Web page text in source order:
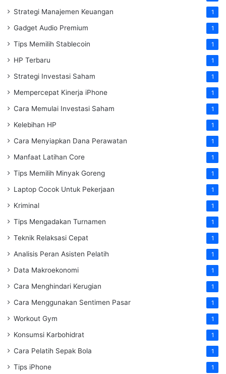
Strategi Manajemen Keuangan 1
Gadget Audio Premium 1
Tips Memilih Stablecoin 1
HP Terbaru 1
Strategi Investasi Saham 1
Mempercepat Kinerja iPhone 1
Cara Memulai Investasi Saham 1
Kelebihan HP 1
Cara Menyiapkan Dana Perawatan 1
Manfaat Latihan Core 1
Tips Memilih Minyak Goreng 1
Laptop Cocok Untuk Pekerjaan 1
Kriminal 1
Tips Mengadakan Turnamen 1
Teknik Relaksasi Cepat 1
Analisis Peran Asisten Pelatih 1
Data Makroekonomi 1
Cara Menghindari Kerugian 1
Cara Menggunakan Sentimen Pasar 1
Workout Gym 1
Konsumsi Karbohidrat 1
Cara Pelatih Sepak Bola 1
Tips iPhone 1